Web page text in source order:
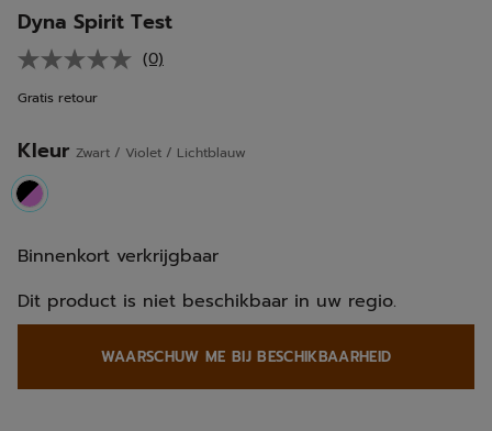
Dyna Spirit Test
Geen
(0)
Gratis retour
Kleur Zwart / Violet / Lichtblauw
selected
Binnenkort verkrijgbaar
Dit product is niet beschikbaar in uw regio.
WAARSCHUW ME BIJ BESCHIKBAARHEID